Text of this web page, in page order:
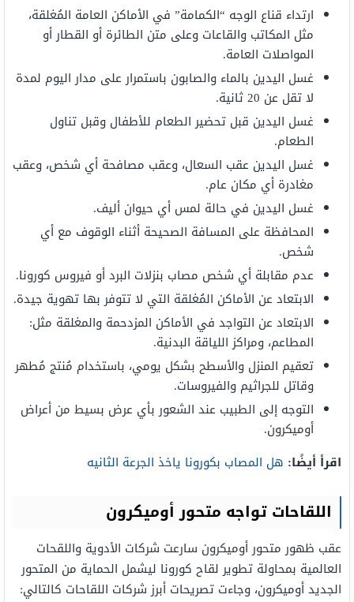
ارتداء قناع الوجه “الكمامة” في الأماكن العامة المُغلقة،
مثل المكاتب والقاعات وعلى متن الطائرة أو القطار أو
المواصلات العامة.
غسل اليدين بالماء والصابون باستمرار على مدار اليوم لمدة
لا تقل عن 20 ثانية.
غسل اليدين قبل تحضير الطعام للأطفال وقبل تناول
الطعام.
غسل اليدين عقب السعال، وعقب مصافحة أي شخص، وعقب
مغادرة أي مكان عام.
غسل اليدين في حالة لمس أي حيوان أليف.
المحافظة على المسافة الصحيحة أثناء الوقوف مع أي
شخص.
عدم مقابلة أي شخص مصاب بنزلات البرد أو فيروس كورونا.
الابتعاد عن الأماكن المُغلقة التي لا تتوفر بها تهوية جيدة.
الابتعاد عن التواجد في الأماكن المزدحمة والمغلقة مثل:
المطاعم، ومراكز اللياقة البدنية.
تعقيم المنزل والأسطح بشكل يومي، باستخدام مُنتج مُطهر
وقاتل للجراثيم والفيروسات.
التوجه إلى الطبيب عند الشعور بأي عرض بسيط من أعراض
أوميكرون.
اقرأ أيضًا: هل المصاب بكورونا ياخذ الجرعة الثانيه
اللقاحات تواجه متحور أوميكرون
عقب ظهور متحور أوميكرون سارعت شركات الأدوية واللقحات
العالمية بمحاولة تطوير لقاح كورونا ليشمل الحماية من المتحور
الجديد أوميكرون، وجاءت تصريحات أبرز شركات اللقاحات كالتالي: